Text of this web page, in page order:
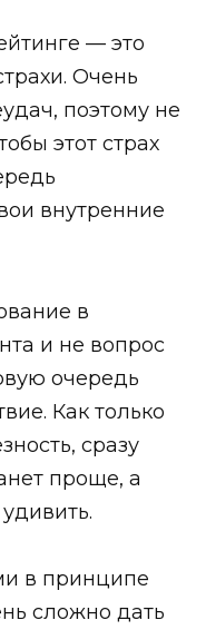
— это
Очень
поэтому не
этот страх
внутренние
в
и не вопрос
очередь
Как только
сразу
проще, а
в принципе
сложно дать
ЗНАКОМСТВ
40... 50… 60+?